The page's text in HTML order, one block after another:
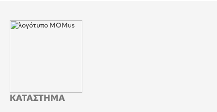
ΚΑΤΑΣΤΗΜΑ